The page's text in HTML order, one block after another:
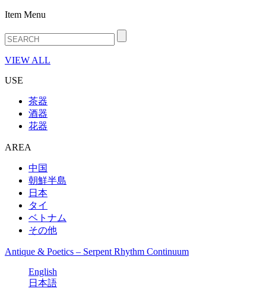
Item Menu
VIEW ALL
USE
茶器
酒器
花器
AREA
中国
朝鮮半島
日本
タイ
ベトナム
その他
Antique & Poetics – Serpent Rhythm Continuum
English
日本語